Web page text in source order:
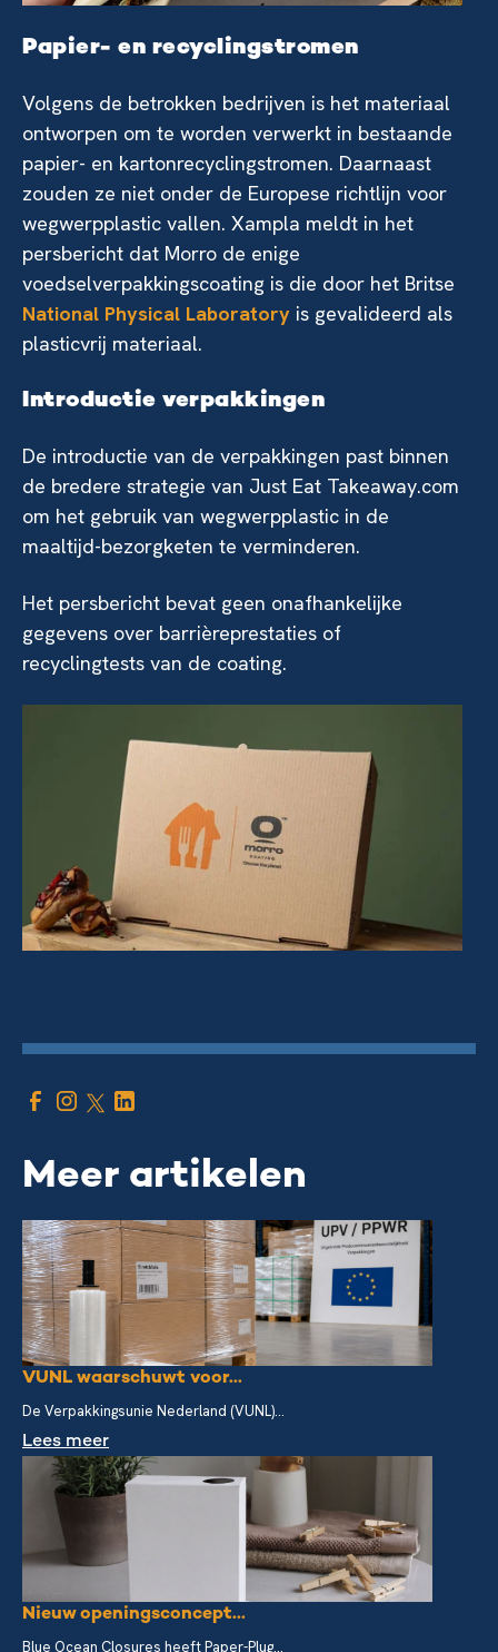
Papier- en recyclingstromen
Volgens de betrokken bedrijven is het materiaal
ontworpen om te worden verwerkt in bestaande
papier- en kartonrecyclingstromen. Daarnaast
zouden ze niet onder de Europese richtlijn voor
wegwerpplastic vallen. Xampla meldt in het
persbericht dat Morro de enige
voedselverpakkingscoating is die door het Britse
National Physical Laboratory is gevalideerd als
plasticvrij materiaal.
Introductie verpakkingen
De introductie van de verpakkingen past binnen
de bredere strategie van Just Eat Takeaway.com
om het gebruik van wegwerpplastic in de
maaltijd-bezorgketen te verminderen.
Het persbericht bevat geen onafhankelijke
gegevens over barrièreprestaties of
recyclingtests van de coating.
Meer artikelen
VUNL waarschuwt voor...
De Verpakkingsunie Nederland (VUNL)...
Lees meer
Nieuw openingsconcept...
Blue Ocean Closures heeft Paper-Plug...